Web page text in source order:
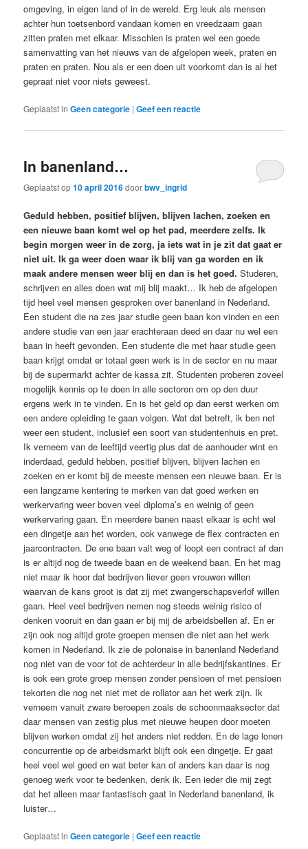
omgeving, in eigen land of in de wereld. Erg leuk als mensen
achter hun toetsenbord vandaan komen en vreedzaam gaan
zitten praten met elkaar. Misschien is praten wel een goede
samenvatting van het nieuws van de afgelopen week, praten en
praten en praten. Nou als er een doen uit voorkomt dan is al het
gepraat niet voor niets geweest.
Geplaatst in Geen categorie |Geef een reactie
In banenland…
Geplaatst op10 april 2016doorbwv_ingrid
Geduld hebben, positief blijven, blijven lachen, zoeken en
een nieuwe baan komt wel op het pad, meerdere zelfs. Ik
begin morgen weer in de zorg, ja iets wat in je zit dat gaat er
niet uit. Ik ga weer doen waar ik blij van ga worden en ik
maak andere mensen weer blij en dan is het goed. Studeren,
schrijven en alles doen wat mij blij maakt… Ik heb de afgelopen
tijd heel veel mensen gesproken over banenland in Nederland.
Een student die na zes jaar studie geen baan kon vinden en een
andere studie van een jaar erachteraan deed en daar nu wel een
baan in heeft gevonden. Een studente die met haar studie geen
baan krijgt omdat er totaal geen werk is in de sector en nu maar
bij de supermarkt achter de kassa zit. Studenten proberen zoveel
mogelijk kennis op te doen in alle sectoren om op den duur
ergens werk in te vinden. En is het geld op dan eerst werken om
een andere opleiding te gaan volgen. Wat dat betreft, ik ben net
weer een student, inclusief een soort van studentenhuis en pret.
Ik verneem van de leeftijd veertig plus dat de aanhouder wint en
inderdaad, geduld hebben, positief blijven, blijven lachen en
zoeken en er komt bij de meeste mensen een nieuwe baan. Er is
een langzame kentering te merken van dat goed werken en
werkervaring weer boven veel diploma’s en weinig of geen
werkervaring gaan. En meerdere banen naast elkaar is echt wel
een dingetje aan het worden, ook vanwege de flex contracten en
jaarcontracten. De ene baan valt weg of loopt een contract af dan
is er altijd nog de tweede baan en de weekend baan. En het mag
niet maar ik hoor dat bedrijven liever geen vrouwen willen
waarvan de kans groot is dat zij met zwangerschapsverlof willen
gaan. Heel veel bedrijven nemen nog steeds weinig risico of
denken vooruit en dan gaan er bij mij de arbeidsbellen af. En er
zijn ook nog altijd grote groepen mensen die niet aan het werk
komen in Nederland. Ik zie de polonaise in banenland Nederland
nog niet van de voor tot de achterdeur in alle bedrijfskantines. Er
is ook een grote groep mensen zonder pensioen of met pensioen
tekorten die nog net niet met de rollator aan het werk zijn. Ik
verneem vanuit zware beroepen zoals de schoonmaaksector dat
daar mensen van zestig plus met nieuwe heupen door moeten
blijven werken omdat zij het anders niet redden. En de lage lonen
concurrentie op de arbeidsmarkt blijft ook een dingetje. Er gaat
heel veel wel goed en wat beter kan of anders kan daar is nog
genoeg werk voor te bedenken, denk ik. Een ieder die mij zegt
dat het alleen maar fantastisch gaat in Nederland banenland, ik
luister…
Geplaatst in Geen categorie |Geef een reactie